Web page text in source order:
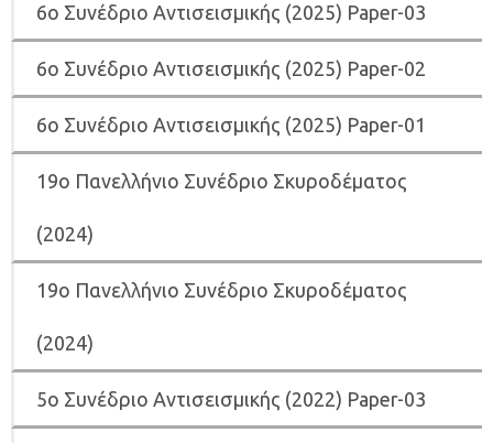
6ο Συνέδριο Αντισεισμικής (2025) Paper-03
6ο Συνέδριο Αντισεισμικής (2025) Paper-02
6ο Συνέδριο Αντισεισμικής (2025) Paper-01
19ο Πανελλήνιο Συνέδριο Σκυροδέματος
(2024)
19ο Πανελλήνιο Συνέδριο Σκυροδέματος
(2024)
5ο Συνέδριο Αντισεισμικής (2022) Paper-03